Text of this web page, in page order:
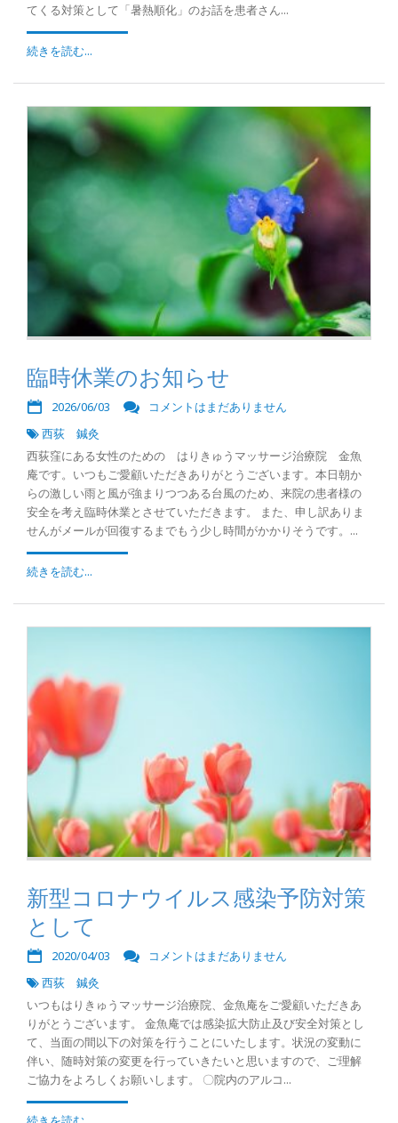
てくる対策として「暑熱順化」のお話を患者さん...
続きを読む...
臨時休業のお知らせ
2026/06/03
コメントはまだありません
西荻 鍼灸
西荻窪にある女性のための はりきゅうマッサージ治療院 金魚
庵です。いつもご愛顧いただきありがとうございます。本日朝か
らの激しい雨と風が強まりつつある台風のため、来院の患者様の
安全を考え臨時休業とさせていただきます。 また、申し訳ありま
せんがメールが回復するまでもう少し時間がかかりそうです。...
続きを読む...
新型コロナウイルス感染予防対策
として
2020/04/03
コメントはまだありません
西荻 鍼灸
いつもはりきゅうマッサージ治療院、金魚庵をご愛顧いただきあ
りがとうございます。 金魚庵では感染拡大防止及び安全対策とし
て、当面の間以下の対策を行うことにいたします。状況の変動に
伴い、随時対策の変更を行っていきたいと思いますので、ご理解
ご協力をよろしくお願いします。 〇院内のアルコ...